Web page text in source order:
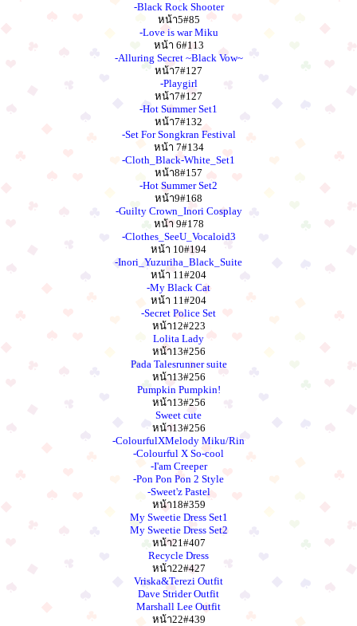
-Black Rock Shooter
หน้า5#85
-Love is war Miku
หน้า 6#113
-Alluring Secret ~Black Vow~
หน้า7#127
-Playgirl
หน้า7#127
-Hot Summer Set1
หน้า7#132
-Set For Songkran Festival
หน้า 7#134
-Cloth_Black-White_Set1
หน้า8#157
-Hot Summer Set2
หน้า9#168
-Guilty Crown_Inori Cosplay
หน้า 9#178
-Clothes_SeeU_Vocaloid3
หน้า 10#194
-Inori_Yuzuriha_Black_Suite
หน้า 11#204
-My Black Cat
หน้า 11#204
-Secret Police Set
หน้า12#223
Lolita Lady
หน้า13#256
Pada Talesrunner suite
หน้า13#256
Pumpkin Pumpkin!
หน้า13#256
Sweet cute
หน้า13#256
-ColourfulXMelody Miku/Rin
-Colourful X So-cool
-I'am Creeper
-Pon Pon Pon 2 Style
-Sweet'z Pastel
หน้า18#359
My Sweetie Dress Set1
My Sweetie Dress Set2
หน้า21#407
Recycle Dress
หน้า22#427
Vriska&Terezi Outfit
Dave Strider Outfit
Marshall Lee Outfit
หน้า22#439